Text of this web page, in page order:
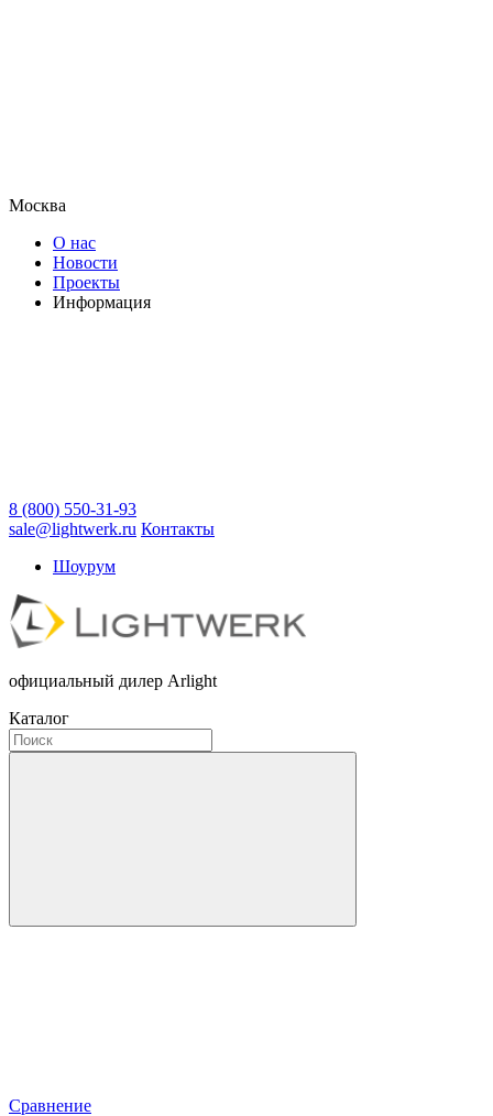
Москва
О нас
Новости
Проекты
Информация
8 (800) 550-31-93
sale@lightwerk.ru Контакты
Шоурум
официальный дилер Arlight
Каталог
Сравнение